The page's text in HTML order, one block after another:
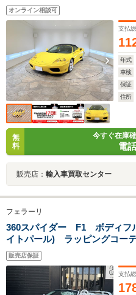
オンライン相談可
支払
年式
車検
保証
住所
無
料
今すぐ在庫
電
販売店： 輸入車買取センター
フェラーリ
360スパイダー F1 ボディフ
イトパール) ラッピングコー
ク エンブレムラッピング オ
ロ ボンネット加工 ヘッドラ
アロミラー
販売店保証
支払